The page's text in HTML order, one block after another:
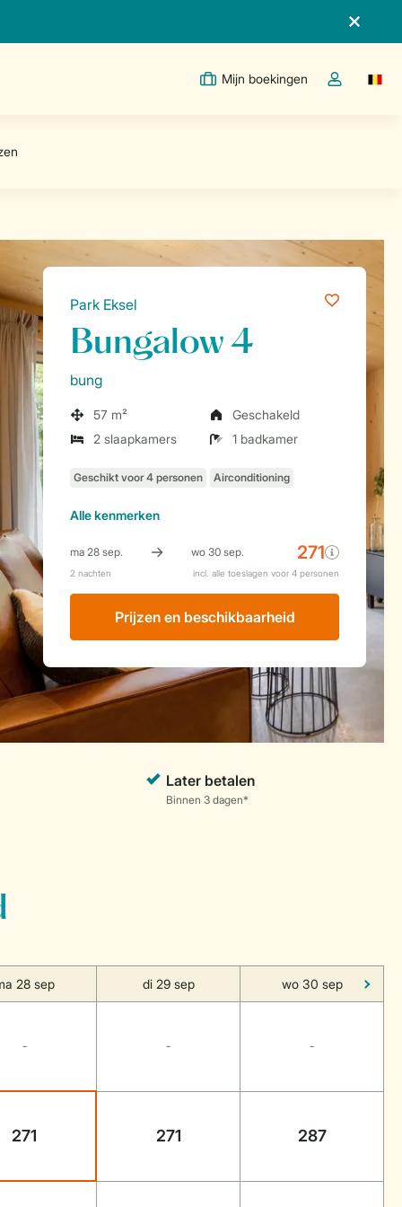
Mijn boekingen
Open de
Park Eksel
Bungalow 4
bung
57 m²
Geschakeld
2 slaapkamers
1 badkamer
Allekenmerken
Prijzen en beschikbaarheid
28 sep di 29 sep wo 30 sep
- - -
271 271 287